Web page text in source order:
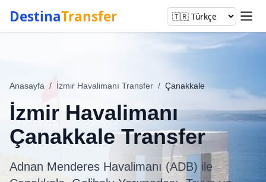
DestinaTransfer
Anasayfa / İzmir Havalimanı Transfer / Çanakkale
İzmir Havalimanı
Çanakkale Transfer
Adnan Menderes Havalimanı (ADB) ile